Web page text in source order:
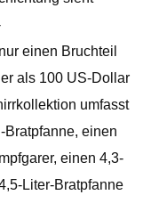
einen Bruchteil
als 100 US-Dollar
umfasst
einen
einen 4,3-
Liter-Bratpfanne